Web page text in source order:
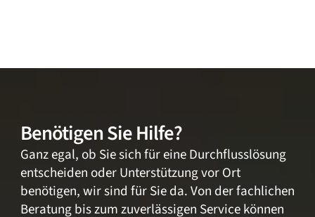
Benötigen Sie Hilfe?
Ganz egal, ob Sie sich für eine Durchflusslösung
entscheiden oder Unterstützung vor Ort
benötigen, wir sind für Sie da. Von der fachlichen
Beratung bis zum zuverlässigen Service können